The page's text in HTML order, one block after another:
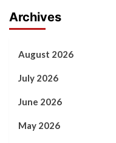
Archives
August 2026
July 2026
June 2026
May 2026